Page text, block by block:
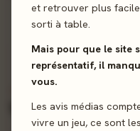
et retrouver plus
sorti à table.
Mais pour que le site
représentatif, il
vous.
Les avis médias
vivre un jeu, ce sont
Dungeons & Dragons 5 : Les Royaumes Oubliés - Héros de Faerûn
Wizards of the Coast
Vendredi 7 août